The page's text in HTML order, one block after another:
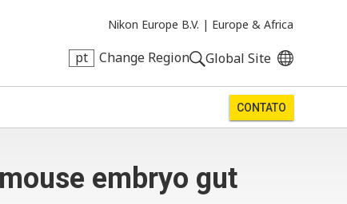
Nikon Europe B.V. | Europe & Africa
pt Change Region Global Site
CONTATO
embryo gut